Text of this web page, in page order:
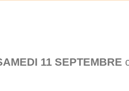
11 SEPTEMBRE